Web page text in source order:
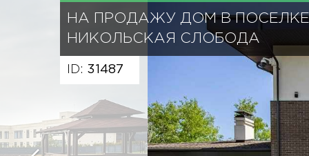
НА ПРОДАЖУ ДОМ В ПОСЕЛКЕ
НИКОЛЬСКАЯ СЛОБОДА
ID: 31487